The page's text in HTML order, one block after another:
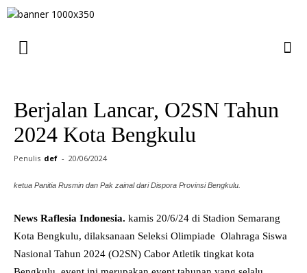
Berjalan Lancar, O2SN Tahun
2024 Kota Bengkulu
Penulis def - 20/06/2024
ketua Panitia Rusmin dan Pak zainal dari Dispora Provinsi Bengkulu.
News Raflesia Indonesia. kamis 20/6/24 di Stadion Semarang
Kota Bengkulu, dilaksanaan Seleksi Olimpiade Olahraga Siswa
Nasional Tahun 2024 (O2SN) Cabor Atletik tingkat kota